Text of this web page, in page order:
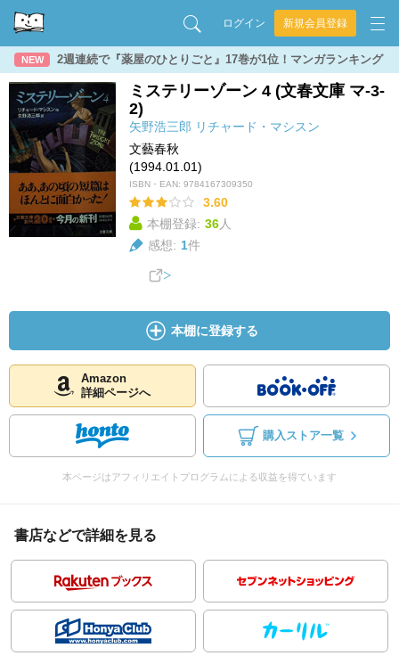
ログイン 新規会員登録
NEW 2週連続で『薬屋のひとりごと』17巻が1位！マンガランキング
ミステリーゾーン 4 (文春文庫 マ-3-
2)
矢野浩三郎 リチャード・マシスン
文藝春秋
(1994.01.01)
ISBN・EAN: 9784167309350
3.60
本棚登録: 36人
感想: 1件
本棚に登録する
Amazon
詳細ページへ
購入ストア一覧
本ページはアフィリエイトプログラムによる収益を得ています
書店などで詳細を見る